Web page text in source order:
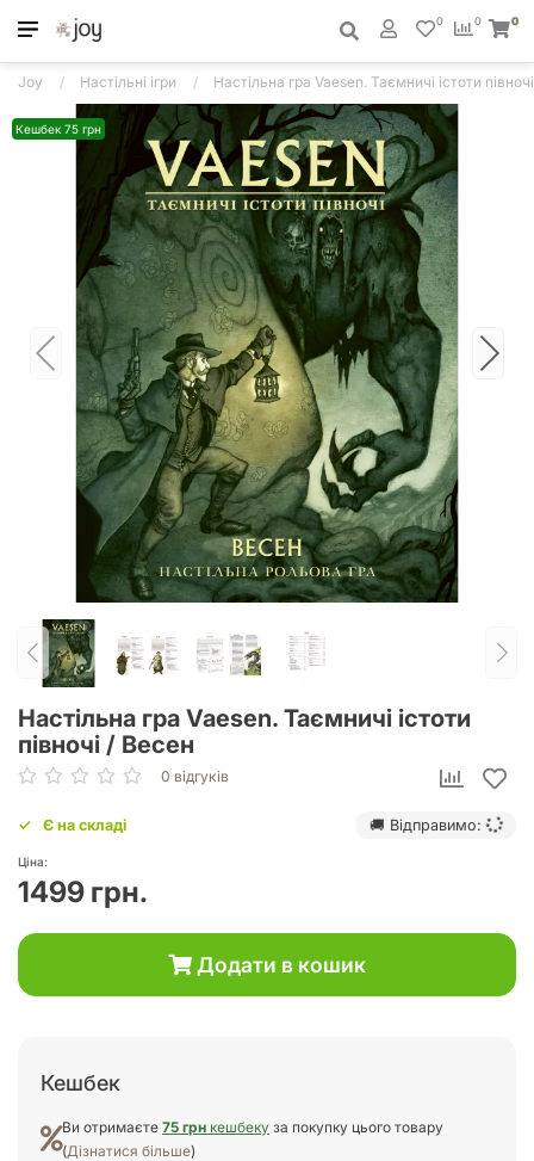
0
0 0
Joy Настільні ігри Настільна гра Vaesen. Таємничі істоти
Кешбек 75 грн
Настільна гра Vaesen. Таємничі істоти
півночі / Весен
0 відгуків
Є на складі 🚚 Відправимо:
Ціна:
1499 грн.
Додати в кошик
Кешбек
Ви отримаєте 75 грн кешбеку за покупку цього товару
(Дізнатися більше)